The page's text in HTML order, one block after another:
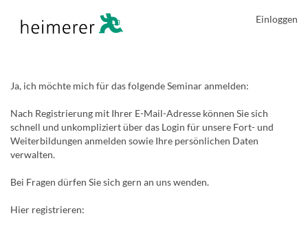
Einloggen
Ja, ich möchte mich für das folgende Seminar anmelden:
Nach Registrierung mit Ihrer E-Mail-Adresse können Sie sich
schnell und unkompliziert über das Login für unsere Fort- und
Weiterbildungen anmelden sowie Ihre persönlichen Daten
verwalten.
Bei Fragen dürfen Sie sich gern an uns wenden.
Hier registrieren: